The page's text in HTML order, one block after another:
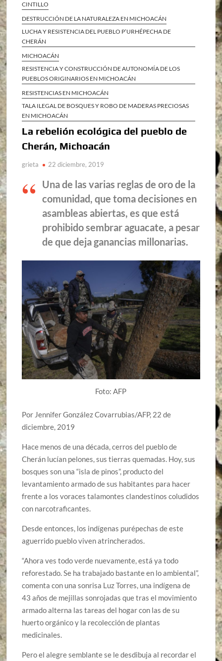
CINTILLO
DESTRUCCIÓN DE LA NATURALEZA EN MICHOACÁN
LUCHA Y RESISTENCIA DEL PUEBLO P’URHÉPECHA DE
CHERÁN
MICHOACÁN
RESISTENCIA Y CONSTRUCCIÓN DE AUTONOMÍA DE LOS
PUEBLOS ORIGINARIOS EN MICHOACÁN
RESISTENCIAS EN MICHOACÁN
TALA ILEGAL DE BOSQUES Y ROBO DE MADERAS PRECIOSAS
EN MICHOACÁN
La rebelión ecológica del pueblo de
Cherán, Michoacán
grieta 22 diciembre, 2019
Una de las varias reglas de oro de la
comunidad, que toma decisiones en
asambleas abiertas, es que está
prohibido sembrar aguacate, a pesar
de que deja ganancias millonarias.
Foto: AFP
Por Jennifer González Covarrubias/AFP, 22 de
diciembre, 2019
Hace menos de una década, cerros del pueblo de
Cherán lucían pelones, sus tierras quemadas. Hoy, sus
bosques son una “isla de pinos”, producto del
levantamiento armado de sus habitantes para hacer
frente a los voraces talamontes clandestinos coludidos
con narcotraficantes.
Desde entonces, los indígenas purépechas de este
aguerrido pueblo viven atrincherados.
“Ahora ves todo verde nuevamente, está ya todo
reforestado. Se ha trabajado bastante en lo ambiental”,
comenta con una sonrisa Luz Torres, una indígena de
43 años de mejillas sonrojadas que tras el movimiento
armado alterna las tareas del hogar con las de su
huerto orgánico y la recolección de plantas
medicinales.
Pero el alegre semblante se le desdibuja al recordar el